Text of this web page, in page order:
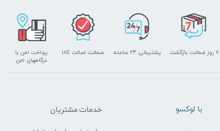
پشتیبانی ۲۴ ساعته
پرداخت امن با
درگاههای امن
۷ روز ضمانت بازگشت ضمانت اصالت کالا
خدمات مشتریان ​با لوکسو